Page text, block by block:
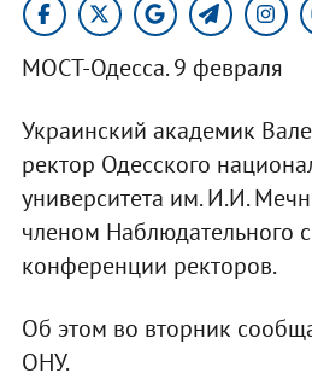
МОСТ-Одесса. 9 февраля
Украинский академик
ректор Одесского
университета им. И.И.
членом Наблюдательного
конференции ректоров.
Об этом во вторник
ОНУ.